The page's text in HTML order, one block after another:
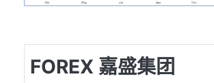
FOREX 嘉盛集团